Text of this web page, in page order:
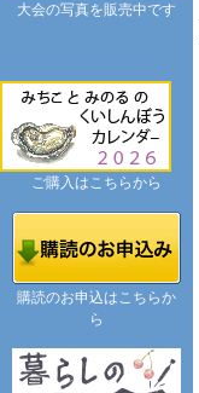
大会の写真を販売中です
ご購入はこちらから
購読のお申込はこちらか
ら